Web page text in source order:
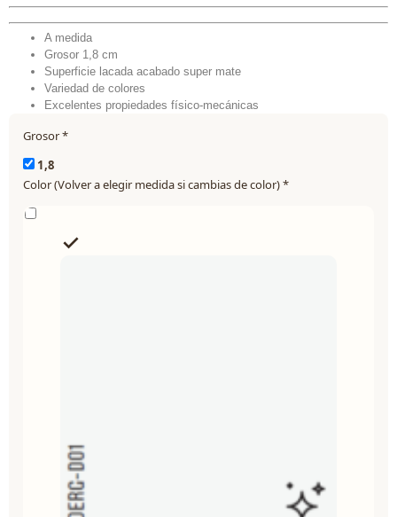
A medida
Grosor 1,8 cm
Superficie lacada acabado super mate
Variedad de colores
Excelentes propiedades físico-mecánicas
Grosor*
1,8
Color (Volver a elegir medida si cambias de color)*